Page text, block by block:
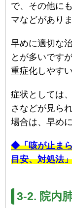
で、その他に
マなどがありま
早めに適切な
とが多いです
重症化しやす
症状としては
さなどが見ら
場合は、早め
◆「咳が止ま
目安、対処法
3-2. 院内